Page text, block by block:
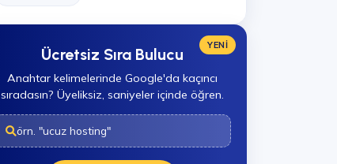
YENİ
Ücretsiz Sıra Bulucu
Anahtar kelimelerinde Google'da kaçıncı
sıradasın? Üyeliksiz, saniyeler içinde öğren.
örn. "ucuz hosting"